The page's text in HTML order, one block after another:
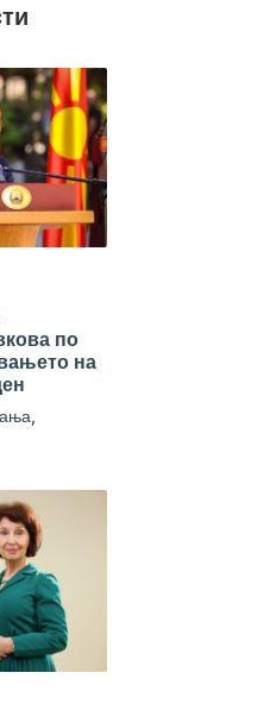
по
на
,